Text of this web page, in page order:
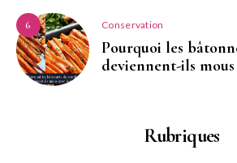
6 Conservation
Pourquoi les
deviennent-ils
Rubriques